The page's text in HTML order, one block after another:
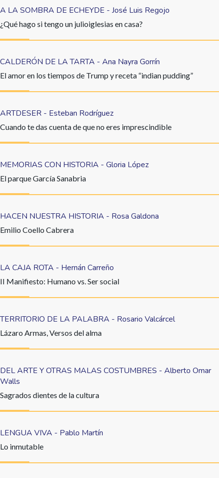
A LA SOMBRA DE ECHEYDE - José Luis Regojo
¿Qué hago si tengo un julioiglesias en casa?
CALDERÓN DE LA TARTA - Ana Nayra Gorrín
El amor en los tiempos de Trump y receta “indian pudding”
ARTDESER - Esteban Rodríguez
Cuando te das cuenta de que no eres imprescindible
MEMORIAS CON HISTORIA - Gloria López
El parque García Sanabria
HACEN NUESTRA HISTORIA - Rosa Galdona
Emilio Coello Cabrera
LA CAJA ROTA - Hernán Carreño
II Manifiesto: Humano vs. Ser social
TERRITORIO DE LA PALABRA - Rosario Valcárcel
Lázaro Armas, Versos del alma
DEL ARTE Y OTRAS MALAS COSTUMBRES - Alberto Omar
Walls
Sagrados dientes de la cultura
LENGUA VIVA - Pablo Martín
Lo inmutable